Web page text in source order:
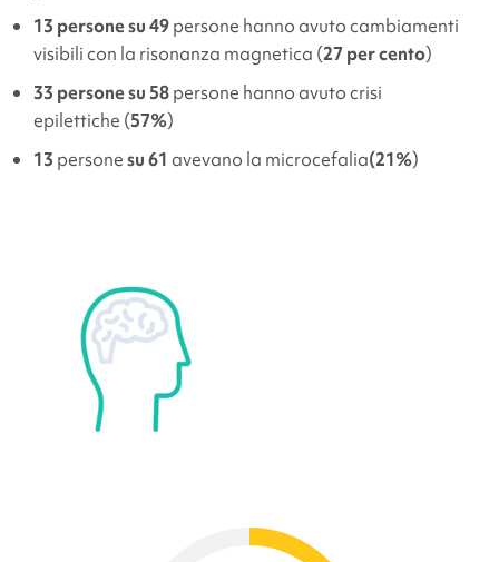
13 persone su 49persone hanno avuto cambiamenti
visibili con la risonanza magnetica (27 per cento)
33 persone su 58persone hanno avuto crisi
epilettiche (57%)
13 personesu 61 avevano la microcefalia(21%)